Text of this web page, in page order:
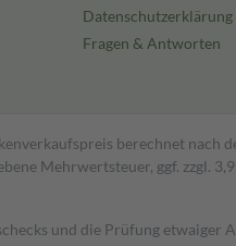
Fragen & Antworten
berechnet nach
Mehrwertsteuer, ggf. zzgl.
und die Prüfung etwaiger